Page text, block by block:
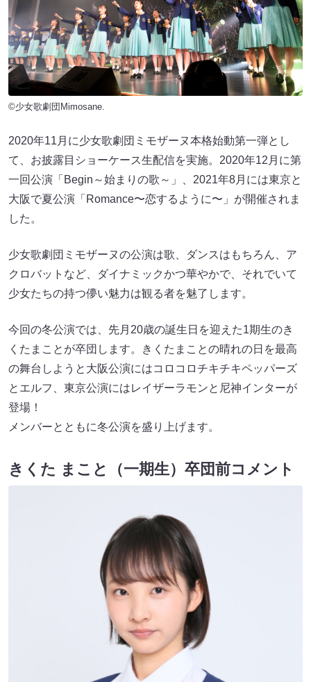
©少女歌劇団Mimosane.
2020年11月に少女歌劇団ミモザーヌ本格始動第一弾とし
て、お披露目ショーケース生配信を実施。2020年12月に第
一回公演「Begin～始まりの歌～」、2021年8月には東京と
大阪で夏公演「Romance〜恋するように〜」が開催されま
した。
少女歌劇団ミモザーヌの公演は歌、ダンスはもちろん、ア
クロバットなど、ダイナミックかつ華やかで、それでいて
少女たちの持つ儚い魅力は観る者を魅了します。
今回の冬公演では、先月20歳の誕生日を迎えた1期生のき
くたまことが卒団します。きくたまことの晴れの日を最高
の舞台しようと大阪公演にはコロコロチキチキペッパーズ
とエルフ、東京公演にはレイザーラモンと尼神インターが
登場！
メンバーとともに冬公演を盛り上げます。
きくた まこと（一期生）卒団前コメント